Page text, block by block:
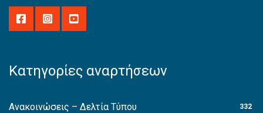
Κατηγορίες αναρτήσεων
Ανακοινώσεις – Δελτία Τύπου 332